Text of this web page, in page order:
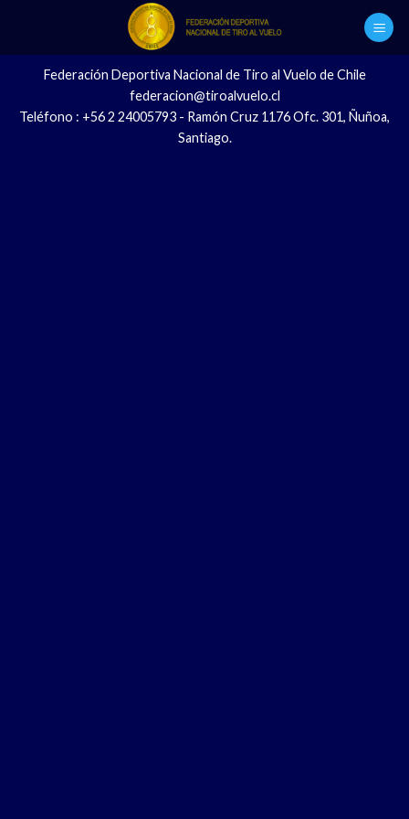
content
Federación Deportiva Nacional de Tiro al Vuelo de Chile
federacion@tiroalvuelo.cl
Teléfono : +56 2 24005793 - Ramón Cruz 1176 Ofc. 301, Ñuñoa,
Santiago.